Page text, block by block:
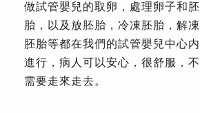
做試管嬰兒的取卵，處理卵子和胚
胎，以及放胚胎，冷凍胚胎，解凍
胚胎等都在我們的試管嬰兒中心内
進行，病人可以安心，很舒服，不
需要走來走去。